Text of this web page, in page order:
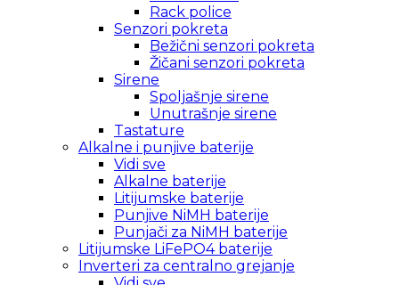
Rack police
Senzori pokreta
Bežični senzori pokreta
Žičani senzori pokreta
Sirene
Spoljašnje sirene
Unutrašnje sirene
Tastature
Alkalne i punjive baterije
Vidi sve
Alkalne baterije
Litijumske baterije
Punjive NiMH baterije
Punjači za NiMH baterije
Litijumske LiFePO4 baterije
Inverteri za centralno grejanje